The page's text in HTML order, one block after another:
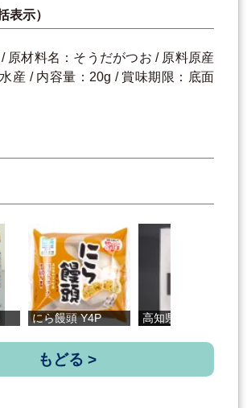
表示）
原材料名：そうだがつお / 原料原産
産 / 内容量：20g / 賞味期限：底面
にら饅頭 Y4P 高知県産うな...
もどる >